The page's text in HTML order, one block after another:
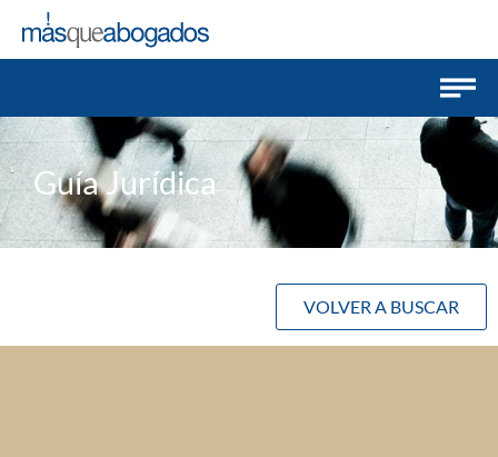
Guía Jurídica
VOLVER A BUSCAR